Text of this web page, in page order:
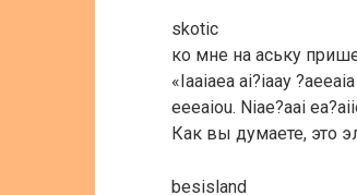
skotic
ко мне на аську
«Iaaiaea ai?iaay
eeeaiou. Niae?aai
Как вы думаете, это
besisland